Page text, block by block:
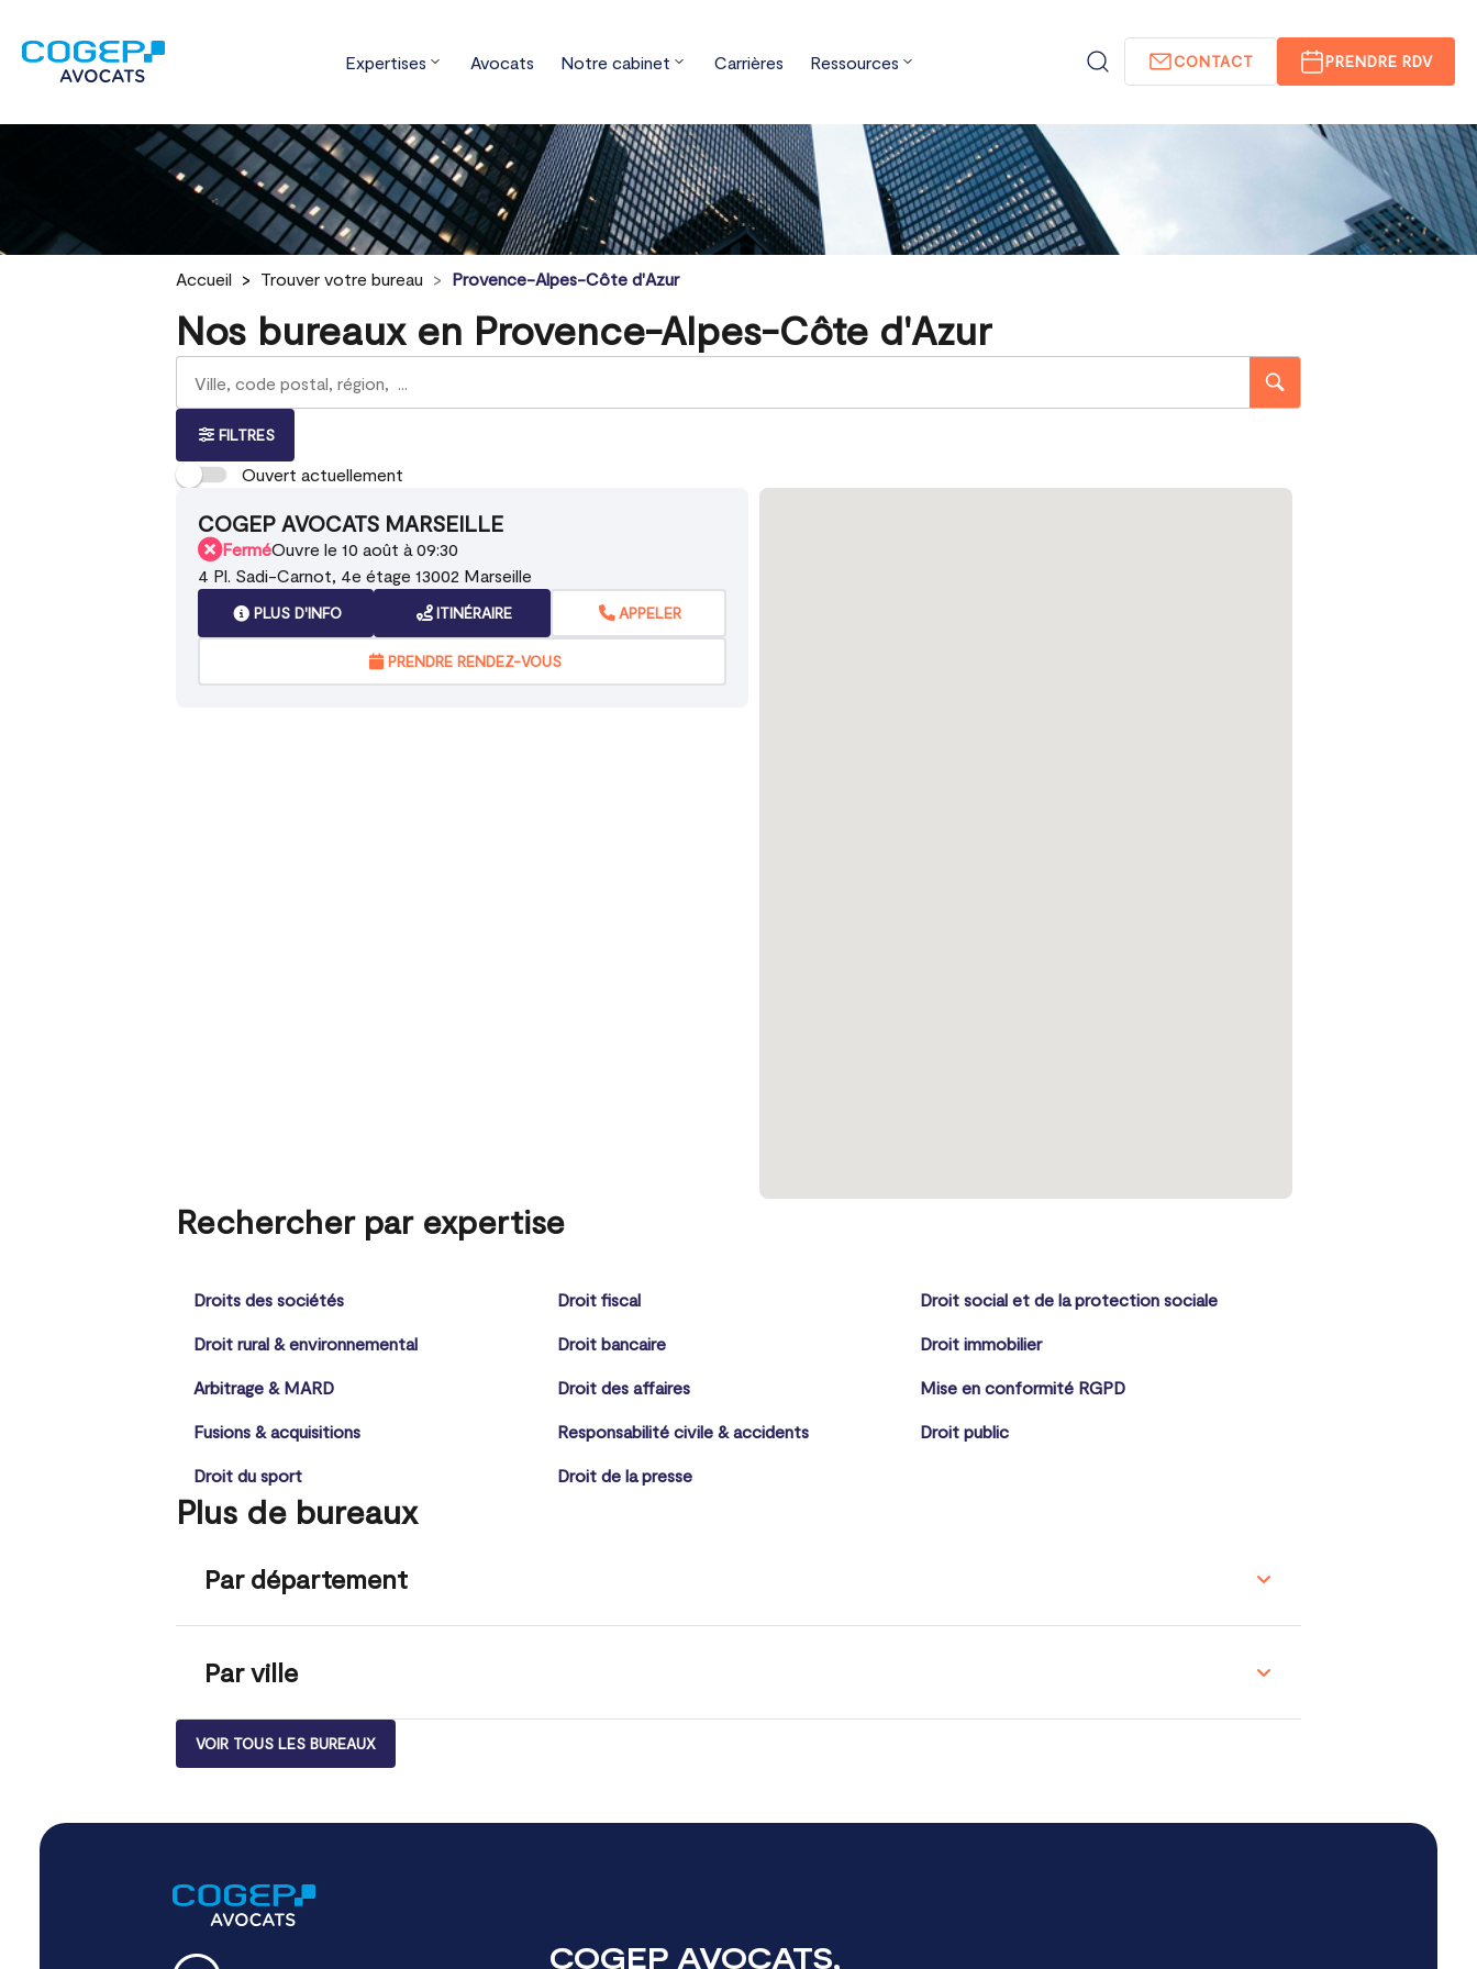
Expertises Avocats Notre cabinet Carrières Ressources CONTACT PRENDRE RDV
Accueil Trouver votre bureau Provence-Alpes-Côte d'Azur
Nos bureaux en Provence-Alpes-Côte d'Azur
Veuillez
renseigner
adresse
{{count}}
résultat(s)
trouvé(s)
FILTRES
Ouvert actuellement
COGEP AVOCATS MARSEILLE
FerméOuvre le 10 août à 09:30
4 Pl. Sadi-Carnot, 4e étage 13002 Marseille
PLUS D'INFO ITINÉRAIRE APPELER
PRENDRE RENDEZ-VOUS
Rechercher par expertise
Droits des sociétés Droit fiscal Droit social et de la protection sociale
Droit rural & environnemental Droit bancaire Droit immobilier
Arbitrage & MARD Droit des affaires Mise en conformité RGPD
Fusions & acquisitions Responsabilité civile & accidents Droit public
Droit du sport Droit de la presse
Plus de bureaux
Par département
Par ville
VOIR TOUS LES BUREAUX
COGEP AVOCATS,